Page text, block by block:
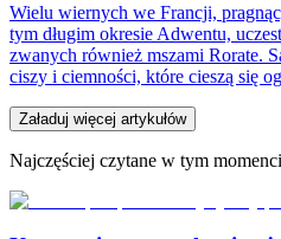
Wielu wiernych we Francji,
tym długim okresie Adwentu,
zwanych również mszami Rorate.
ciszy i ciemności, które cieszą się
Załaduj więcej artykułów
Najczęściej czytane w tym